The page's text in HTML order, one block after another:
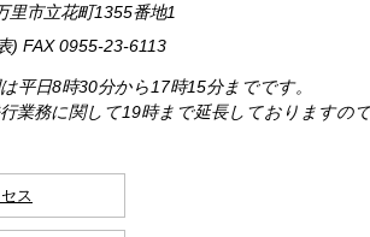
里市立花町1355番地1
) FAX 0955-23-6113
平日8時30分から17時15分までです。
業務に関して19時まで延長しておりますの
ス